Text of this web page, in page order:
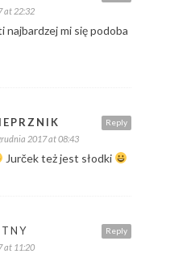
at 22:32
mi się podoba
Reply
2017 at 08:43
Jurček też jest słodki
Reply
at 11:20